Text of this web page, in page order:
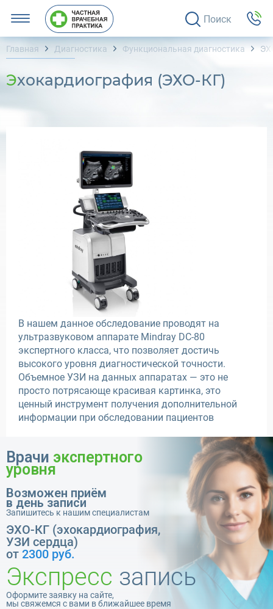
Поиск
Главная Диагностика Функциональная диагностика
Эхокардиография (ЭХО-КГ)
Врачи экспертного
уровня
Возможен приём
в день записи
Запишитесь к нашим специалистам
ЭХО-КГ (эхокардиография,
УЗИ сердца)
от 2300 руб.
Экспресс запись
Оформите заявку на сайте,
мы свяжемся с вами в ближайшее время
В нашем данное обследование проводят на
ультразвуковом аппарате Mindray DC-80
экспертного класса, что позволяет достичь
высокого уровня диагностической точности.
Объемное УЗИ на данных аппаратах — это не
просто потрясающе красивая картинка, это
ценный инструмент получения дополнительной
информации при обследовании пациентов